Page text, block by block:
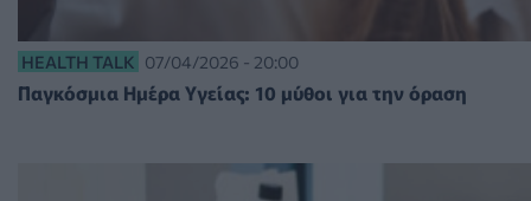
HEALTH TALK 07/04/2026 - 20:00
Παγκόσμια Ημέρα Υγείας: 10 μύθοι για την όραση